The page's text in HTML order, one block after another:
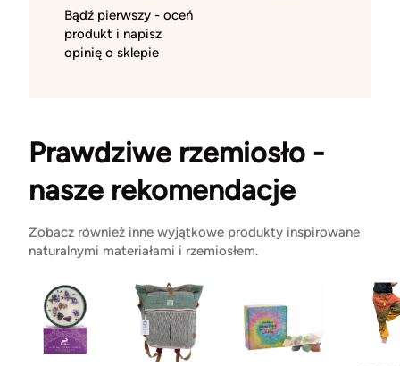
Bądź pierwszy - oceń
produkt i napisz
opinię o sklepie
Prawdziwe rzemiosło -
nasze rekomendacje
Zobacz również inne wyjątkowe produkty inspirowane
naturalnymi materiałami i rzemiosłem.